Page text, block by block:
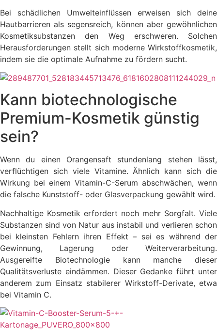
Bei schädlichen Umwelteinflüssen erweisen sich deine
Hautbarrieren als segensreich, können aber gewöhnlichen
Kosmetiksubstanzen den Weg erschweren. Solchen
Herausforderungen stellt sich moderne Wirkstoffkosmetik,
indem sie die optimale Aufnahme zu fördern sucht.
Kann biotechnologische
Premium-Kosmetik günstig
sein?
Wenn du einen Orangensaft stundenlang stehen lässt,
verflüchtigen sich viele Vitamine. Ähnlich kann sich die
Wirkung bei einem Vitamin-C-Serum abschwächen, wenn
die falsche Kunststoff- oder Glasverpackung gewählt wird.
Nachhaltige Kosmetik erfordert noch mehr Sorgfalt. Viele
Substanzen sind von Natur aus instabil und verlieren schon
bei kleinsten Fehlern ihren Effekt – sei es während der
Gewinnung, Lagerung oder Weiterverarbeitung.
Ausgereifte Biotechnologie kann manche dieser
Qualitätsverluste eindämmen. Dieser Gedanke führt unter
anderem zum Einsatz stabilerer Wirkstoff-Derivate, etwa
bei Vitamin C.